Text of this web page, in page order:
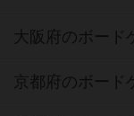
大阪府のボード
京都府のボード